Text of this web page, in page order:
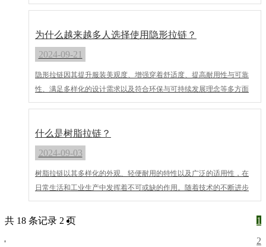
对时尚、环保和舒适性的不断追求，树脂拉链的市场前景将更加广
为什么越来越多人选择使用隐形拉链？
2024-09-21
隐形拉链因其提升服装美观度、增强穿着舒适度、提高耐用性与可靠
性、满足多样化的设计需求以及符合环保与可持续发展理念等多方面
的优势，成为了越来越多人的选择。在未来的服装设计中，隐形拉链
什么是树脂拉链？
2024-09-03
树脂拉链以其多样化的外观、轻便耐用的特性以及广泛的适用性，在
日常生活和工业生产中发挥着不可或缺的作用。随着技术的不断进步
和消费者需求的不断变化，树脂拉链将继续保持其的魅力与优势，为
我们的生活带来更多便利与美好。
共 18 条记录 2 页
1
2